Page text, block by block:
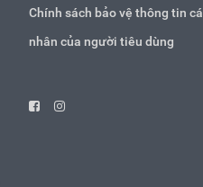
Chính sách bảo vệ thông tin cá
nhân của người tiêu dùng